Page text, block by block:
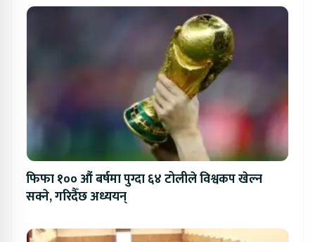
फिफा १०० औं बर्षमा पुग्दा ६४ टोलीले विश्वकप खेल्न
सक्ने, गरिदैँछ अध्ययन्